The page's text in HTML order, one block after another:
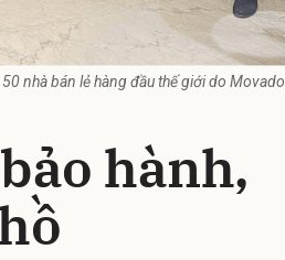
nhà bán lẻ hàng đầu thế giới do Movado
hành,